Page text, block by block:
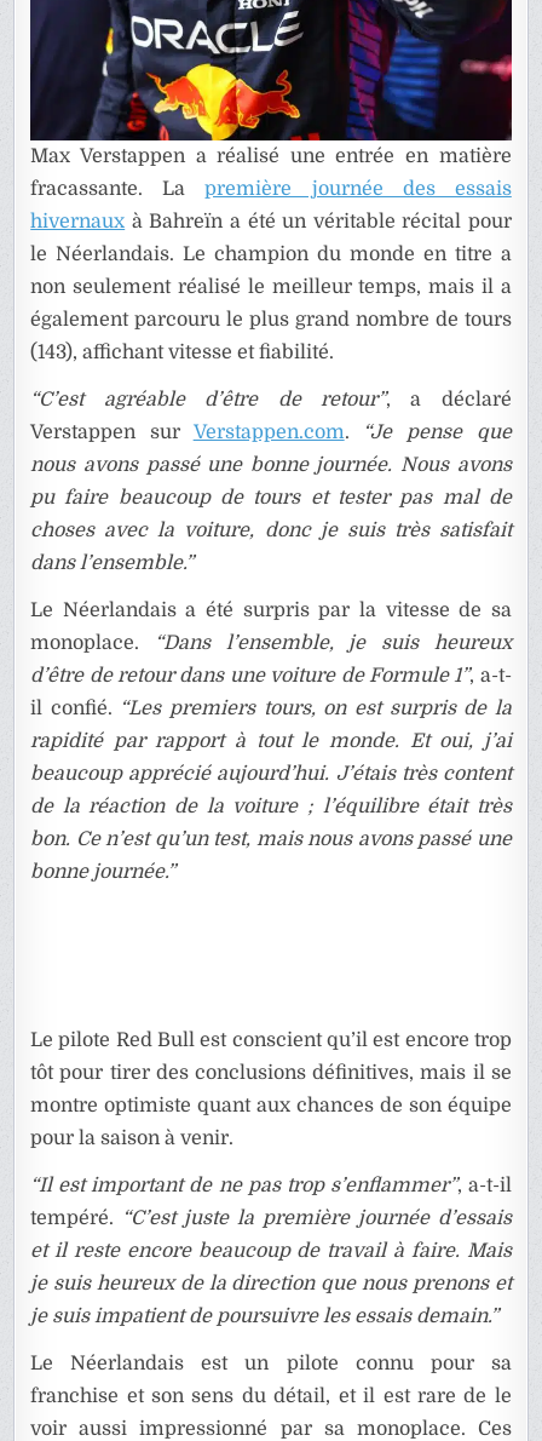
Max Verstappen a réalisé une entrée en matière
fracassante. Lapremière journée des essais
hivernaux à Bahreïn a été un véritable récital pour
le Néerlandais. Le champion du monde en titre a
non seulement réalisé le meilleur temps, mais il a
également parcouru le plus grand nombre de tours
(143), affichant vitesse et fiabilité.
“C’est agréable d’être de retour”, a déclaré
Verstappen sur Verstappen.com.
“Je pense que
nous avons passé une bonne journée. Nous avons
pu faire beaucoup de tours et tester pas mal de
choses avec la voiture, donc je suis très satisfait
dans l’ensemble.”
Le Néerlandais a été surpris par la vitesse de sa
monoplace.
“Dans l’ensemble, je suis heureux
d’être de retour dans une voiture de Formule 1”, a-t-
il confié. “Les premiers tours, on est surpris de la
rapidité par rapport à tout le monde. Et oui, j’ai
beaucoup apprécié aujourd’hui. J’étais très content
de la réaction de la voiture ; l’équilibre était très
bon. Ce n’est qu’un test, mais nous avons passé une
bonne journée.”
Le pilote Red Bull est conscient qu’il est encore trop
tôt pour tirer des conclusions définitives, mais il se
montre optimiste quant aux chances de son équipe
pour la saison à venir.
“Il est important de ne pas trop s’enflammer”, a-t-il
tempéré.
“C’est juste la première journée d’essais
et il reste encore beaucoup de travail à faire. Mais
je suis heureux de la direction que nous prenons et
je suis impatient de poursuivre les essais demain.”
Le Néerlandais est un pilote connu pour sa
franchise et son sens du détail, et il est rare de le
voir aussi impressionné par sa monoplace. Ces